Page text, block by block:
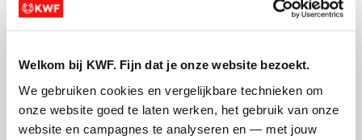
Welkom bij KWF. Fijn dat je onze website bezoekt.
We gebruiken cookies en vergelijkbare technieken om
onze website goed te laten werken, het gebruik van onze
website en campagnes te analyseren en — met jouw
Kimberly's badges